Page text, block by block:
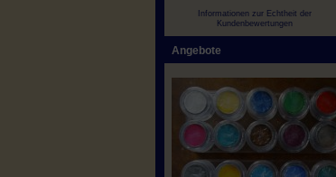
Informationen zur Echtheit der
Kundenbewertungen
Angebote